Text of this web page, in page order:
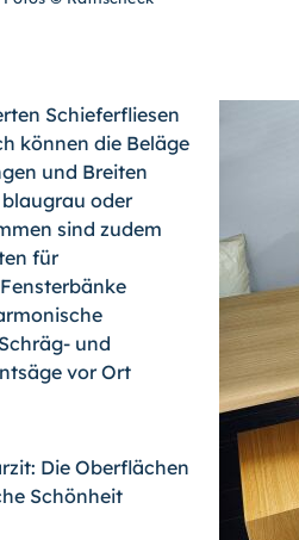
Schieferfliesen
können die Beläge
und Breiten
oder
sind zudem
für
und
vor Ort
Die Oberflächen
Schönheit